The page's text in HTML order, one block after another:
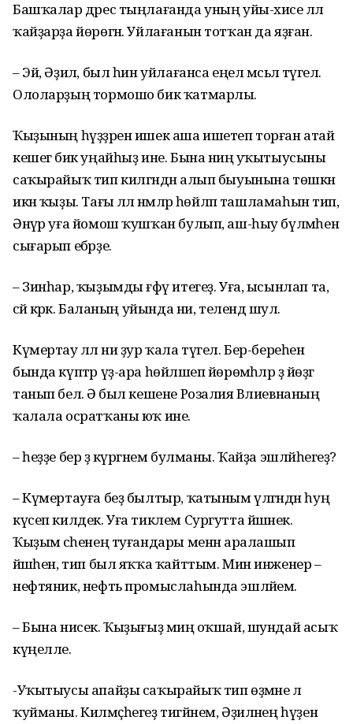
Башҡалар дәрес тыңлағанда уның уйы-хисе әллә
ҡайҙарҙа йөрөгән. Уйлағанын тотҡан да яҙған.
– Эй, Әҙилә, был һин уйлағанса еңел мәсьәлә түгел.
Ололарҙың тормошо бик ҡатмарлы.
Ҡыҙының һүҙҙәрен ишек аша ишетеп торған атай
кешегә бик уңайһыҙ ине. Бына ниңә уҡытыусыны
саҡырайыҡ тип килгәндән алып быуынына төшкән
икән ҡыҙы. Тағы әллә нәмәләр һөйләп ташламаһын тип,
Әнүәр уға йомош ҡушҡан булып, аш-һыу бүлмәһенә
сығарып ебәрҙе.
– Зинһар, ҡыҙымды ғәфү итегеҙ. Уға, ысынлап та,
әсәй кәрәк. Баланың уйында ни, телендә шул.
Күмертау әллә ни ҙур ҡала түгел. Бер-береһен
бында күптәр үҙ-ара һөйләшеп йөрөмәһәләр ҙә йөҙгә
танып белә. Ә был кешене Розалия Вәлиевнаның
ҡалала осратҡаны юҡ ине.
– һеҙҙе бер ҙә күргәнем булманы. Ҡайҙа эшләйһегеҙ?
– Күмертауға беҙ былтыр, ҡатыным үлгәндән һуң
күсеп килдек. Уға тиклем Сургутта йәшәнек.
Ҡыҙым әсәһенең туғандары менән аралашып
йәшәһен, тип был яҡҡа ҡайттым. Мин инженер –
нефтяник, нефть промыслаһында эшләйем.
– Бына нисек. Ҡыҙығыҙ миңә оҡшай, шундай асыҡ
күңелле.
-Уҡытыусы апайҙы саҡырайыҡ тип өҙмәне лә
ҡуйманы. Килмәҫһегеҙ тигәйнем, Әҙиләнең һүҙен